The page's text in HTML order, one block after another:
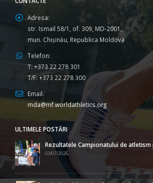
CONTACTE
Adresa:
str. Ismail 58/1, of. 309, MD-2001,
mun. Chişinău, Republica Moldova
Telefon:
T: +373 22 278 301
T/F: +373 22 278 300
Email:
mda@mf.worldathletics.org
ULTIMELE POSTĂRI
Rezultatele Campionatului de
03/07/2026